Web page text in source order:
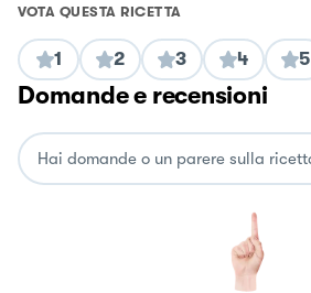
VOTA QUESTA RICETTA
1 2 3 4 5
Domande e recensioni